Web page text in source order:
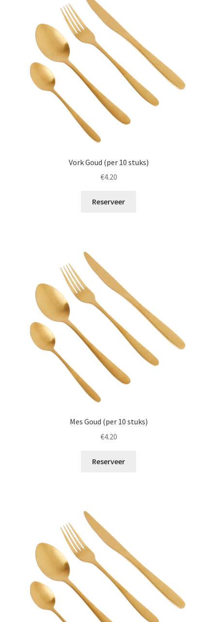
Offerte aanvraag
Privacybeleid
Vork Goud (per 10 stuks)
€4.20
Reserveer
Mes Goud (per 10 stuks)
€4.20
Reserveer